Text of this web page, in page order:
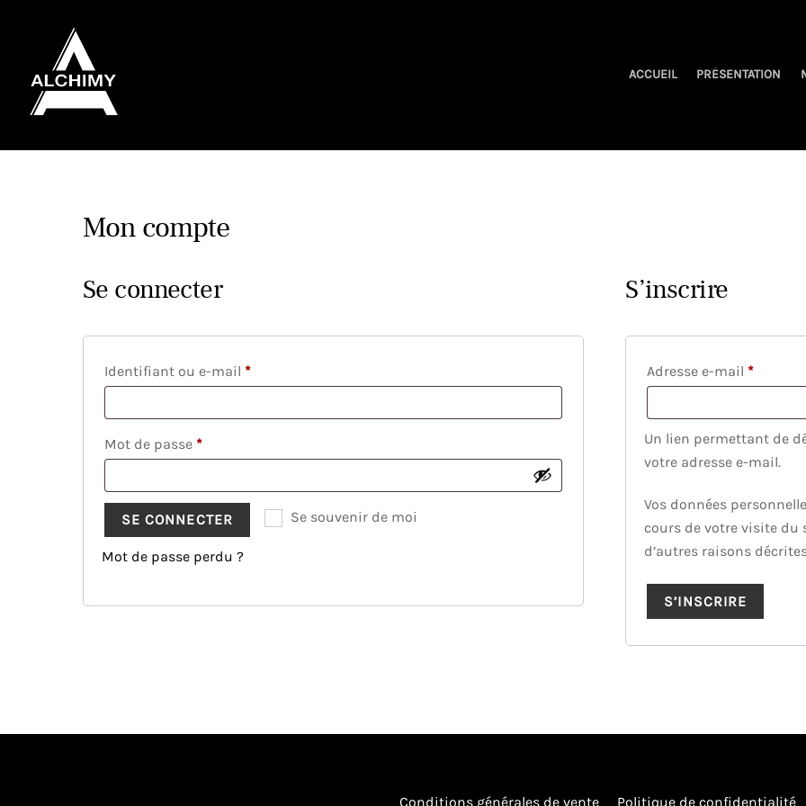
ACCUEIL PRÉSENTATION
Mon compte
Se connecter
Identifiant ou e-mail *Obligatoire
Mot de passe *Obligatoire
Se souvenir de moi
SE CONNECTER
Mot de passe perdu ?
S’inscrire
Adresse e-mail *
Un lien permettant de
votre adresse e-mail.
Vos données
cours de votre visite du
d’autres raisons
S’INSCRIRE
Conditions générales de vente Politique de confidentialité